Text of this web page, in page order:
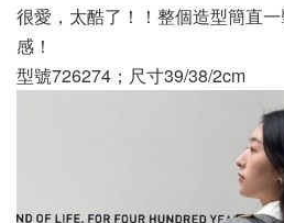
很愛，太酷了！！整個造型簡直
感！
型號726274；尺寸39/38/2cm